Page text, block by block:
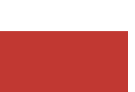
But this latest rebound